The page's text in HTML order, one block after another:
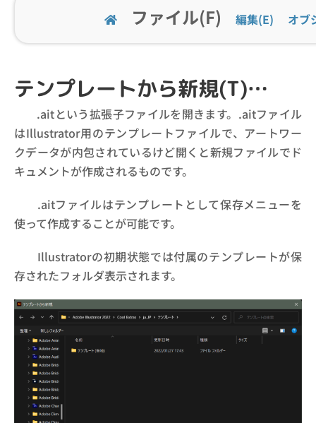
ファイル(F) 編集(E) オブ
テンプレートから新規(T)…
.aitという拡張子ファイルを開きます。.aitファイル
はIllustrator用のテンプレートファイルで、アートワー
クデータが内包されているけど開くと新規ファイルでド
キュメントが作成されるものです。
.aitファイルはテンプレートとして保存メニューを
使って作成することが可能です。
Illustratorの初期状態では付属のテンプレートが保
存されたフォルダ表示されます。